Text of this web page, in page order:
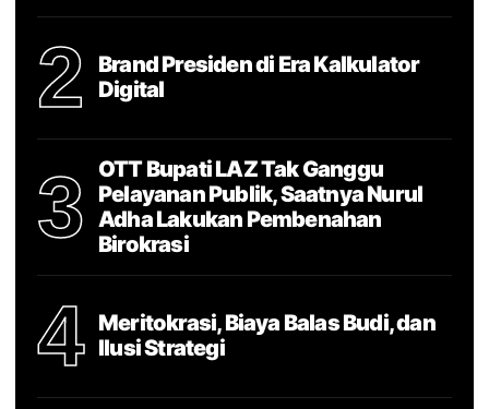
2
Brand Presiden di Era Kalkulator
Digital
3
OTT Bupati LAZ Tak Ganggu
Pelayanan Publik, Saatnya Nurul
Adha Lakukan Pembenahan
Birokrasi
4
Meritokrasi, Biaya Balas Budi, dan
Ilusi Strategi